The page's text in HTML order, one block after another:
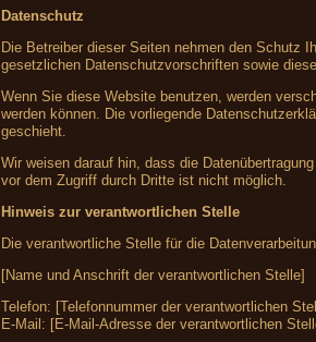
Datenschutz
Die Betreiber dieser Seiten nehmen den Schutz
gesetzlichen Datenschutzvorschriften sowie
Wenn Sie diese Website benutzen, werden
werden können. Die vorliegende
geschieht.
Wir weisen darauf hin, dass die
vor dem Zugriff durch Dritte ist nicht möglich.
Hinweis zur verantwortlichen Stelle
Die verantwortliche Stelle für die
[Name und Anschrift der verantwortlichen Stelle]
Telefon: [Telefonnummer der verantwortlichen
E-Mail: [E-Mail-Adresse der verantwortlichen